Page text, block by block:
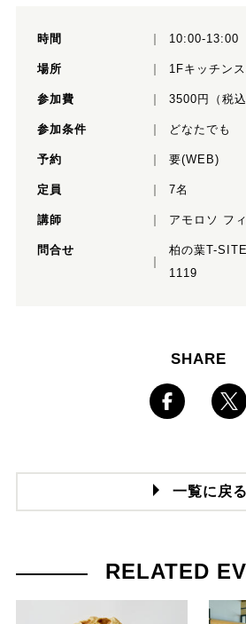
時間 10:00-13:00
場所 1Fキッチン
参加費 3500円（税込
参加条件 どなたでも
予約 要(WEB)
定員 7名
講師 アモロソ フ
問合せ
柏の葉T-
1119
SHARE
一覧に戻る
RELATED